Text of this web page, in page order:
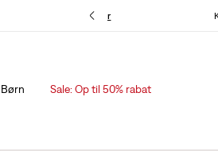
Detaljer
Børn Sale: Op til 50% rabat
Sale: Op til